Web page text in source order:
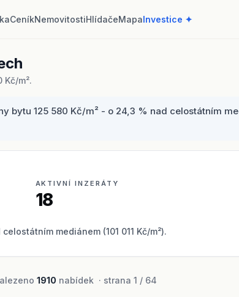
CeníkNemovitostiHlídačeMapaInvestice ✦
m².
bytu 125 580 Kč/m² - o 24,3 % nad celostátním
AKTIVNÍ INZERÁTY
18
celostátním mediánem (101 011 Kč/m²).
1910 nabídek · strana 1 / 64